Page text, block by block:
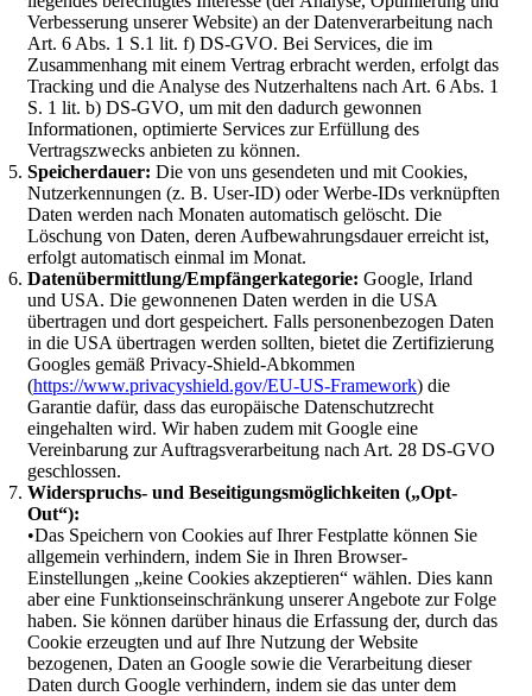
Verbesserung unserer Website) an der Datenverarbeitung nach
Art. 6 Abs. 1 S.1 lit. f) DS-GVO. Bei Services, die im
Zusammenhang mit einem Vertrag erbracht werden, erfolgt das
Tracking und die Analyse des Nutzerhaltens nach Art. 6 Abs. 1
S. 1 lit. b) DS-GVO, um mit den dadurch gewonnen
Informationen, optimierte Services zur Erfüllung des
Vertragszwecks anbieten zu können.
Speicherdauer: Die von uns gesendeten und mit Cookies,
Nutzerkennungen (z. B. User-ID) oder Werbe-IDs verknüpften
Daten werden nach Monaten automatisch gelöscht. Die
Löschung von Daten, deren Aufbewahrungsdauer erreicht ist,
erfolgt automatisch einmal im Monat.
Datenübermittlung/Empfängerkategorie: Google, Irland
und USA. Die gewonnenen Daten werden in die USA
übertragen und dort gespeichert. Falls personenbezogen Daten
in die USA übertragen werden sollten, bietet die Zertifizierung
Googles gemäß Privacy-Shield-Abkommen
(https://www.privacyshield.gov/EU-US-Framework) die
Garantie dafür, dass das europäische Datenschutzrecht
eingehalten wird. Wir haben zudem mit Google eine
Vereinbarung zur Auftragsverarbeitung nach Art. 28 DS-GVO
geschlossen.
Widerspruchs- und Beseitigungsmöglichkeiten („Opt-
Out“):
•Das Speichern von Cookies auf Ihrer Festplatte können Sie
allgemein verhindern, indem Sie in Ihren Browser-
Einstellungen „keine Cookies akzeptieren“ wählen. Dies kann
aber eine Funktionseinschränkung unserer Angebote zur Folge
haben. Sie können darüber hinaus die Erfassung der, durch das
Cookie erzeugten und auf Ihre Nutzung der Website
bezogenen, Daten an Google sowie die Verarbeitung dieser
Daten durch Google verhindern, indem sie das unter dem